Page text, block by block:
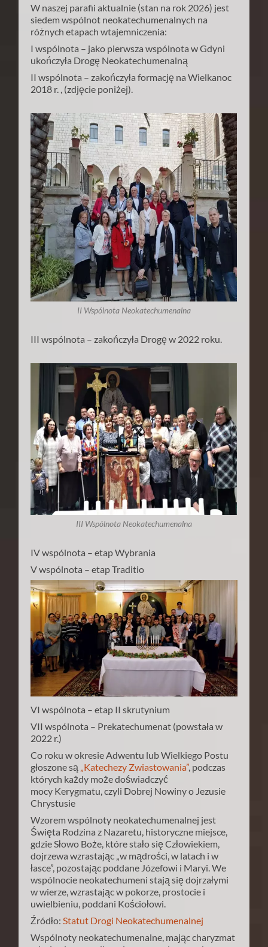
W naszej parafii aktualnie (stan na rok 2026) jest
siedem wspólnot neokatechumenalnych na
różnych etapach wtajemniczenia:
I wspólnota – jako pierwsza wspólnota w Gdyni
ukończyła Drogę Neokatechumenalną
II wspólnota – zakończyła formację na Wielkanoc
2018 r. , (zdjęcie poniżej).
II Wspólnota Neokatechumenalna
III wspólnota – zakończyła Drogę w 2022 roku.
III Wspólnota Neokatechumenalna
IV wspólnota – etap Wybrania
V wspólnota – etap Traditio
VI wspólnota – etap II skrutynium
VII wspólnota – Prekatechumenat (powstała w
2022 r.)
Co roku w okresie Adwentu lub Wielkiego Postu
głoszone są „Katechezy Zwiastowania”, podczas
których każdy może doświadczyć
mocy Kerygmatu, czyli Dobrej Nowiny o Jezusie
Chrystusie
Wzorem wspólnoty neokatechumenalnej jest
Święta Rodzina z Nazaretu, historyczne miejsce,
gdzie Słowo Boże, które stało się Człowiekiem,
dojrzewa wzrastając „w mądrości, w latach i w
łasce”, pozostając poddane Józefowi i Maryi. We
wspólnocie neokatechumeni stają się dojrzałymi
w wierze, wzrastając w pokorze, prostocie i
uwielbieniu, poddani Kościołowi.
Źródło:Statut Drogi Neokatechumenalnej
Wspólnoty neokatechumenalne, mając charyzmat